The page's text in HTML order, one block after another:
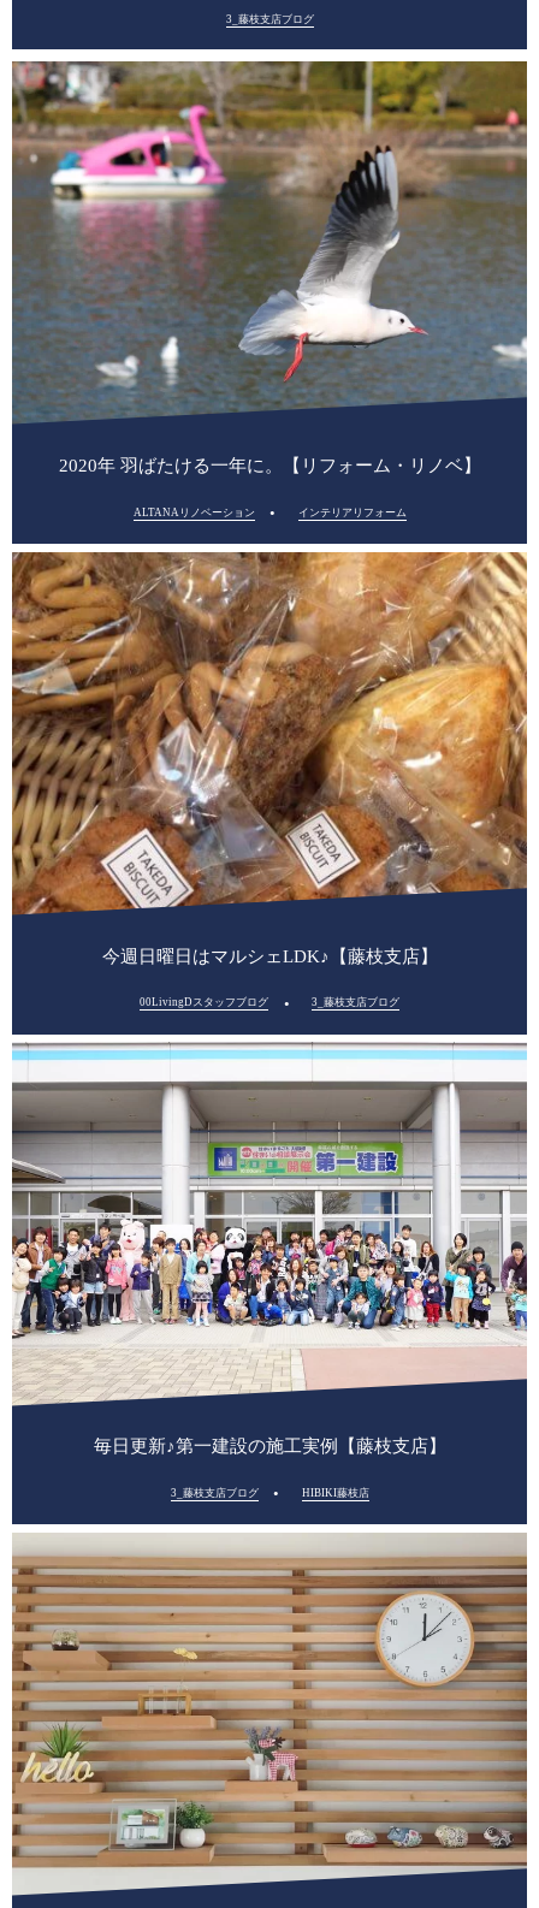
3_藤枝支店ブログ
2020年 羽ばたける一年に。【リフォーム・リノベ】
ALTANAリノベーション インテリアリフォーム
今週日曜日はマルシェLDK♪【藤枝支店】
00LivingDスタッフブログ 3_藤枝支店ブログ
毎日更新♪第一建設の施工実例【藤枝支店】
3_藤枝支店ブログ HIBIKI藤枝店